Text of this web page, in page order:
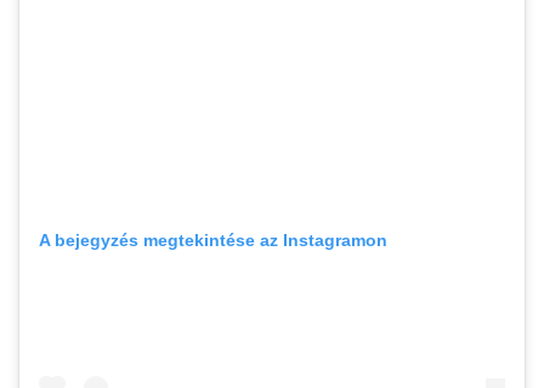
A bejegyzés megtekintése az Instagramon